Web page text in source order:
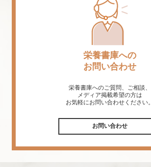
栄養書庫への
お問い合わせ
栄養書庫へのご質問、ご相談、
メディア掲載希望の方は
お気軽にお問い合わせください。
お問い合わせ